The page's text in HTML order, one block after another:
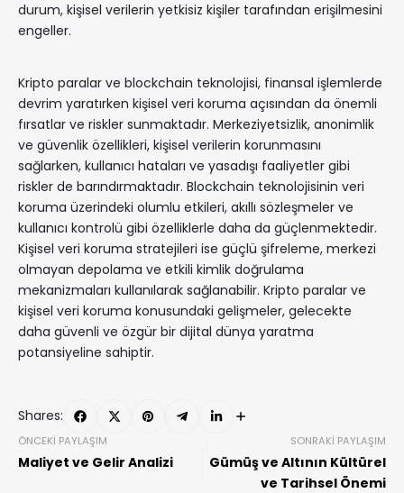
durum, kişisel verilerin yetkisiz kişiler tarafından erişilmesini
engeller.
Kripto paralar ve blockchain teknolojisi, finansal işlemlerde
devrim yaratırken kişisel veri koruma açısından da önemli
fırsatlar ve riskler sunmaktadır. Merkeziyetsizlik, anonimlik
ve güvenlik özellikleri, kişisel verilerin korunmasını
sağlarken, kullanıcı hataları ve yasadışı faaliyetler gibi
riskler de barındırmaktadır. Blockchain teknolojisinin veri
koruma üzerindeki olumlu etkileri, akıllı sözleşmeler ve
kullanıcı kontrolü gibi özelliklerle daha da güçlenmektedir.
Kişisel veri koruma stratejileri ise güçlü şifreleme, merkezi
olmayan depolama ve etkili kimlik doğrulama
mekanizmaları kullanılarak sağlanabilir. Kripto paralar ve
kişisel veri koruma konusundaki gelişmeler, gelecekte
daha güvenli ve özgür bir dijital dünya yaratma
potansiyeline sahiptir.
Shares:
ÖNCEKI PAYLAŞIM
Maliyet ve Gelir Analizi
SONRAKI PAYLAŞIM
Gümüş ve Altının Kültürel
ve Tarihsel Önemi